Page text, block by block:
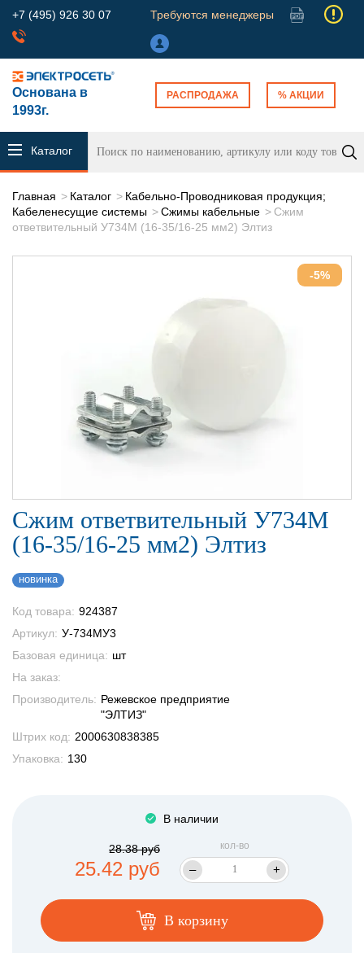
+7 (495) 926 30 07 Требуются менеджеры
Основана в
1993г.
РАСПРОДАЖА % АКЦИИ
Каталог
Главная Каталог
Кабельно-Проводниковая продукция;
Кабеленесущие системы
Сжимы кабельные
Сжим
ответвительный У734М (16-35/16-25 мм2) Элтиз
-5%
Сжим ответвительный У734М
(16-35/16-25 мм2) Элтиз
новинка
Код товара: 924387
Артикул: У-734МУ3
Базовая единица: шт
На заказ:
Производитель: Режевское предприятие
"ЭЛТИЗ"
Штрих код: 2000630838385
Упаковка: 130
В наличии
28.38 руб
25.42 руб
кол-во
– +
В корзину